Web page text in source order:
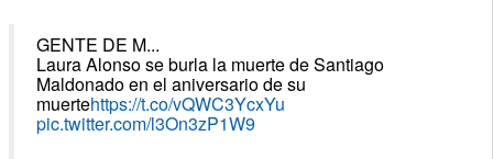
GENTE DE M...
Laura Alonso se burla la muerte de Santiago
Maldonado en el aniversario de su
muertehttps://t.co/vQWC3YcxYu
pic.twitter.com/l3On3zP1W9